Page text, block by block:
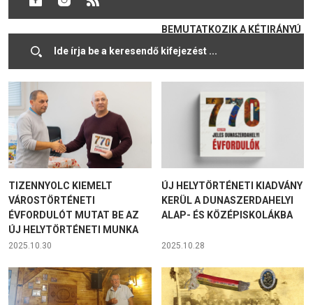
2025.11.23
BEMUTATKOZIK A KÉTIRÁNYÚ
2025.11.17
TIZENNYOLC KIEMELT
VÁROSTÖRTÉNETI
ÉVFORDULÓT MUTAT BE AZ
ÚJ HELYTÖRTÉNETI MUNKA
2025.10.30
ÚJ HELYTÖRTÉNETI KIADVÁNY
KERÜL A DUNASZERDAHELYI
ALAP- ÉS KÖZÉPISKOLÁKBA
2025.10.28